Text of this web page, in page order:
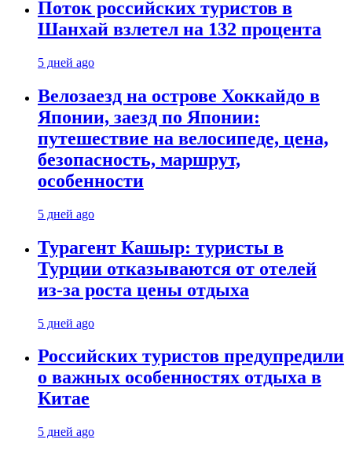
Поток российских туристов в
Шанхай взлетел на 132 процента
5 дней ago
Велозаезд на острове Хоккайдо в
Японии, заезд по Японии:
путешествие на велосипеде, цена,
безопасность, маршрут,
особенности
5 дней ago
Турагент Кашыр: туристы в
Турции отказываются от отелей
из-за роста цены отдыха
5 дней ago
Российских туристов предупредили
о важных особенностях отдыха в
Китае
5 дней ago